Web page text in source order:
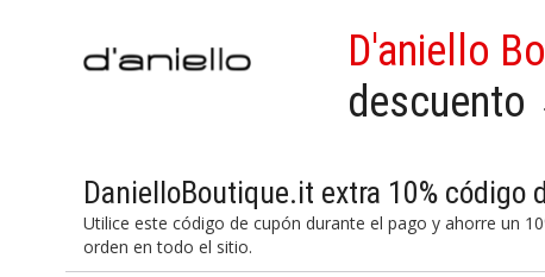
D'aniello
DanielloBoutique.it extra 10% código
Utilice este código de cupón durante el pago y ahorre un
orden en todo el sitio.